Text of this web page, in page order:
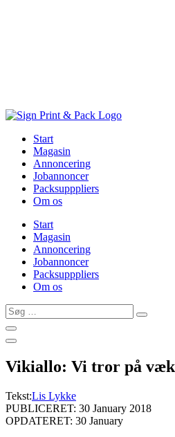
Start
Magasin
Annoncering
Jobannoncer
Packsupppliers
Om os
Start
Magasin
Annoncering
Jobannoncer
Packsupppliers
Om os
Søg
…
Vikiallo: Vi tror på
Tekst:Lis Lykke
PUBLICERET: 30 January 2018
OPDATERET: 30 January